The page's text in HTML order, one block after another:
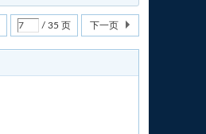
/ 35 页 下一页